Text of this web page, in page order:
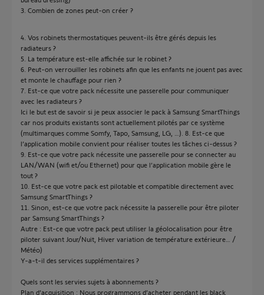
3. Combien de zones peut-on créer ?
4. Vos robinets thermostatiques peuvent-ils être gérés depuis les
radiateurs ?
5. La température est-elle affichée sur le robinet ?
6. Peut-on verrouiller les robinets afin que les enfants ne jouent pas avec
et monte le chauffage pour rien ?
7. Est-ce que votre pack nécessite une passerelle pour communiquer
avec les radiateurs ?
Ici le but est de savoir si je peux associer le pack à Samsung SmartThings
car nos produits existants sont actuellement pilotés par ce système
(multimarques comme Somfy, Tapo, Samsung, LG, …). 8. Est-ce que
l’application mobile convient pour réaliser toutes les tâches ci-dessus ?
9. Est-ce que votre pack nécessite une passerelle pour se connecter au
LAN/WAN (wifi et/ou Ethernet) pour que l’application mobile gère le
tout ?
10. Est-ce que votre pack est pilotable et compatible directement avec
Samsung SmartThings ?
11. Sinon, est-ce que votre pack nécessite la passerelle pour être piloter
par Samsung SmartThings ?
Autre : Est-ce que votre pack peut utiliser la géolocalisation pour être
piloter suivant Jour/Nuit, Hiver variation de température extérieure… /
Météo)
Y-a-t-il des services supplémentaires ?
Quels sont les servies sujets à abonnements ?
Plan d’acquisition : Nous programmons d’acheter pendant les black